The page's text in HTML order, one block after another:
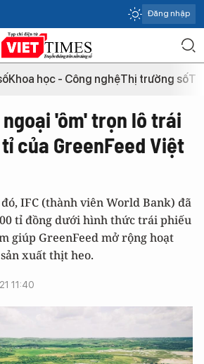
Đăng nhập
Khoa học - Công nghệThị trường số
'ôm' trọn lô trái
của GreenFeed Việt
IFC (thành viên World Bank) đã
tỉ đồng dưới hình thức trái phiếu
giúp GreenFeed mở rộng hoạt
xuất thịt heo.
11:40